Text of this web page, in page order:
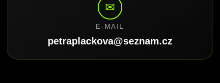
✉
E-MAIL
petraplackova@seznam.cz